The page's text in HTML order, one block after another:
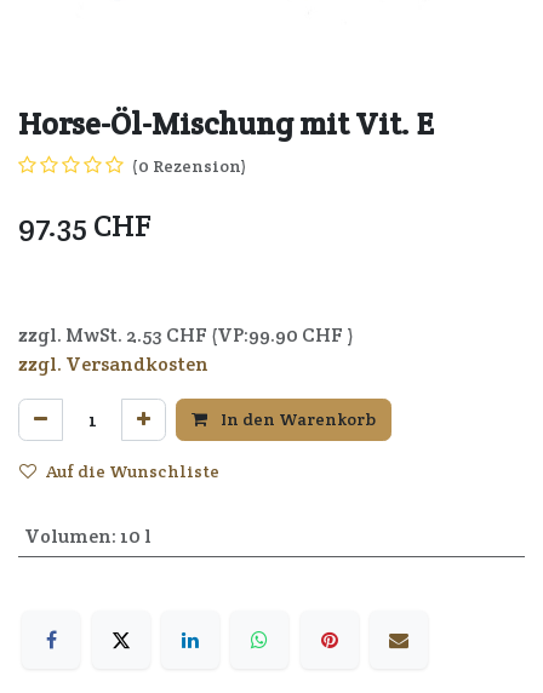
Horse-Öl-Mischung mit Vit. E
(0 Rezension)
97.35 CHF
zzgl. MwSt. 2.53 CHF (VP:99.90 CHF )
zzgl. Versandkosten
In den Warenkorb
Auf die Wunschliste
Volumen: 10 l